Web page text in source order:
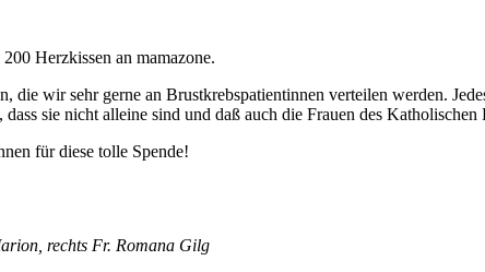
Herzkissen an mamazone.
die wir sehr gerne an Brustkrebspatientinnen verteilen werden.
sie nicht alleine sind und daß auch die Frauen des Katholischen
für diese tolle Spende!
rechts Fr. Romana Gilg